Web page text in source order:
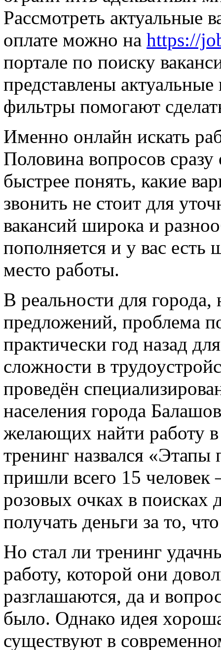
Рассмотреть актуальные
оплате можно на https://
портале по поиску
представлены
фильтры помогают
Именно онлайн искать
Половина вопросов
быстрее понять, какие
звонить не стоит для
вакансий широка и
пополняется и у вас есть
место работы.
В реальности для города,
предложений, проблема
практически год назад
сложности в
проведён
населения города
желающих найти работу
тренинг назвался
пришли всего 15 человек
розовых очках в поисках
получать деньги за то,
Но стал ли тренинг
работу, которой они
разглашаются, да и
было. Однако идея
существуют в